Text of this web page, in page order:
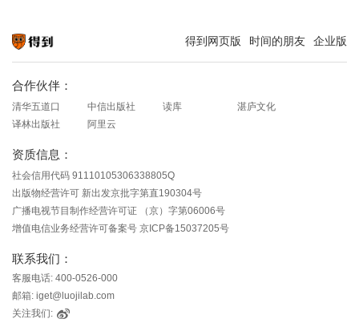
得到网页版 时间的朋友 企业版
合作伙伴：
清华五道口 中信出版社 读库
湛庐文化
译林出版社
阿里云
资质信息：
社会信用代码 91110105306338805Q
出版物经营许可 新出发京批字第直190304号
广播电视节目制作经营许可证 （京）字第06006号
增值电信业务经营许可备案号 京ICP备15037205号
联系我们：
客服电话: 400-0526-000
邮箱: iget@luojilab.com
关注我们: